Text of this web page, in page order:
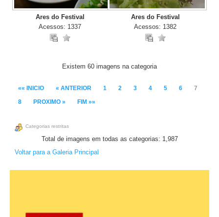
Ares do Festival
Acessos: 1337
Ares do Festival
Acessos: 1382
Existem 60 imagens na categoria
«« INICIO « ANTERIOR 1 2 3 4 5 6
7
8
PROXIMO » FIM »»
Categorias restritas
Total de imagens em todas as categorias: 1,987
Voltar para a Galeria Principal